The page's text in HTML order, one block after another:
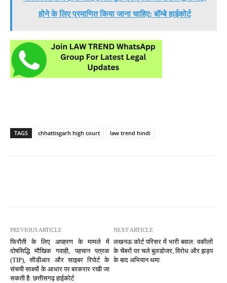
होने के लिए प्रमाणित किया जाना चाहिए: बॉम्बे हाईकोर्ट
TAGS chhattisgarh high court law trend hindi
PREVIOUS ARTICLE
फिरौती के लिए अपहरण के मामले में
दोषसिद्धि मौखिक गवाही, पहचान पत्रक
(TIP), सीडीआर और साइबर रिपोर्ट के
संचयी साक्ष्यों के आधार पर बरकरार रखी जा
सकती है: छत्तीसगढ़ हाईकोर्ट
NEXT ARTICLE
लखनऊ कोर्ट परिसर में भारी बवाल: वकीलों
के चेंबरों पर चले बुलडोजर, विरोध और झड़प
के बाद अभियान थमा